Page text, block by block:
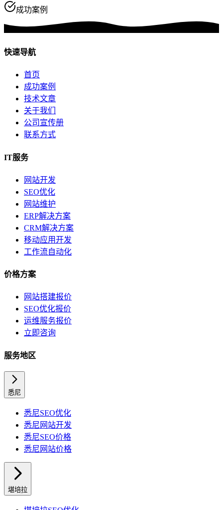
成功案例
快速导航
首页
成功案例
技术文章
关于我们
公司宣传册
联系方式
IT服务
网站开发
SEO优化
网站维护
ERP解决方案
CRM解决方案
移动应用开发
工作流自动化
价格方案
网站搭建报价
SEO优化报价
运维服务报价
立即咨询
服务地区
悉尼
悉尼SEO优化
悉尼 网站开发
悉尼SEO价格
悉尼 网站价格
堪培拉